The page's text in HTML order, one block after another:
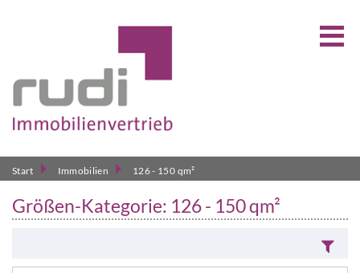
Start Immobilien 126 - 150 qm²
Größen-Kategorie: 126 - 150 qm²